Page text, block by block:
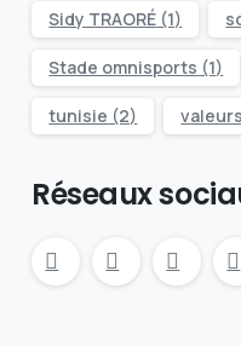
Sidy TRAORÉ (1)
Stade omnisports (1)
tunisie (2)
Réseaux